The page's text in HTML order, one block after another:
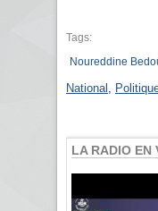
Tags:
Noureddine
National
LA RADIO EN